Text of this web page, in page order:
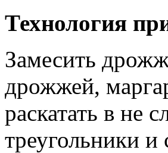
Технология
Замесить
дрожжей,
раскатать в не
треугольники